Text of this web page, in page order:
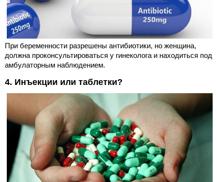
При беременности разрешены антибиотики, но женщина,
должна проконсультироваться у гинеколога и находиться под
амбулаторным наблюдением.
4. Инъекции или таблетки?